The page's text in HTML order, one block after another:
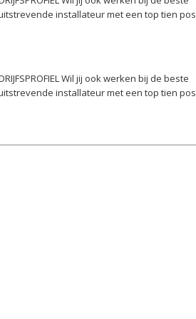
installateur met een top tien
Wil jij ook werken bij de beste
installateur met een top tien